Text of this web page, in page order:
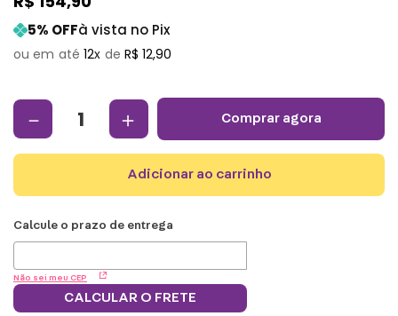
5% OFFà vista no Pix
12 R$ 12,90
＋
－ comprar agora
adicionar ao carrinho
Não sei meu CEP
CALCULAR O FRETE